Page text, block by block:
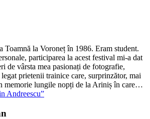
Toamnă la Voroneț în 1986. Eram student.
participarea la acest festival mi-a dat
de vârsta mea pasionați de fotografie,
prietenii trainice care, surprinzător, mai
memorie lungile nopți de la Ariniș în care…
Andreescu”